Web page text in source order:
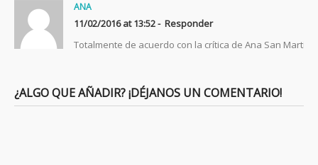
ANA
11/02/2016 at 13:52 - Responder
Totalmente de acuerdo con la crítica de Ana San
¿ALGO QUE AÑADIR? ¡DÉJANOS UN COMENTARIO!